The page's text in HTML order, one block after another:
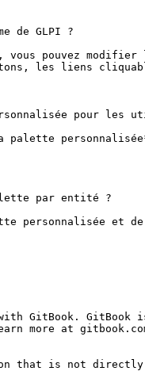
de GLPI ?
vous pouvez
les liens
pour les
par entité ?
personnalisée et
GitBook. GitBook
more at
that is not directly